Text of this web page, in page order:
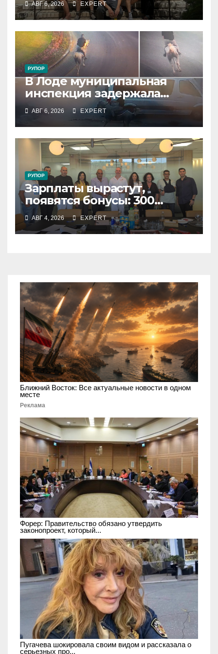
резервистов
АВГ 6, 2026 EXPERT
РУПОР
В Лоде муниципальная
инспекция задержала
подростка, устроившего
опасную скачку на лошади
по улицам города
АВГ 6, 2026 EXPERT
РУПОР
Зарплаты вырастут,
появятся бонусы: 300
сотрудников «Штраус»
получили новый
коллективный договор
АВГ 4, 2026 EXPERT
Ближний Восток: Все актуальные новости в одном
месте
Реклама
Форер: Правительство обязано утвердить
законопроект, который...
Пугачева шокировала своим видом и рассказала о
серьезных про...